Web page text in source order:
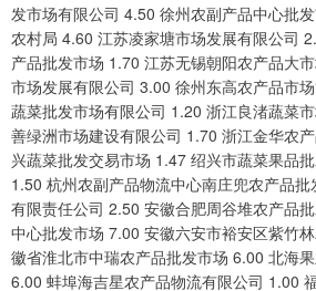
发市场有限公司 4.50 徐州农副产品中心批
农村局 4.60 江苏凌家塘市场发展有限公司
产品批发市场 1.70 江苏无锡朝阳农产品大
市场发展有限公司 3.00 徐州东高农产品市
蔬菜批发市场有限公司 1.20 浙江良渚蔬菜
善绿洲市场建设有限公司 1.70 浙江金华农
兴蔬菜批发交易市场 1.47 绍兴市蔬菜果品
1.50 杭州农副产品物流中心南庄兜农产品
有限责任公司 2.50 安徽合肥周谷堆农产品
中心批发市场 7.00 安徽六安市裕安区紫竹
徽省淮北市中瑞农产品批发市场 6.00 北海
6.00 蚌埠海吉星农产品物流有限公司 1.00